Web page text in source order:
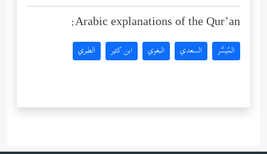
Arabic explanations of the Qur’an:
المُيسَّر السعدي البغوي ابن كثير الطبري